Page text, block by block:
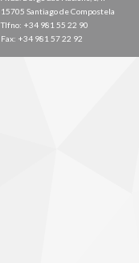
15705 Santiago de Compostela
Tlfno: +34 981 55 22 90
Fax: +34 981 57 22 92